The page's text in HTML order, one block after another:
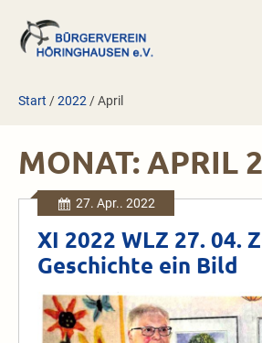
Inhalt
springen
Start /2022/April
MONAT:APRIL
27. Apr.. 2022
XI 2022 WLZ 27. 04.
Geschichte ein Bild
XI
2022